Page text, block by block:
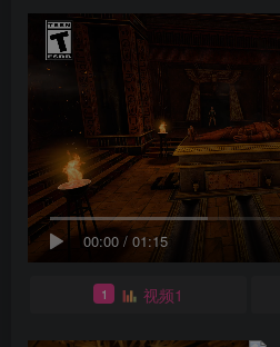
00:00 / 01:15
1 视频1